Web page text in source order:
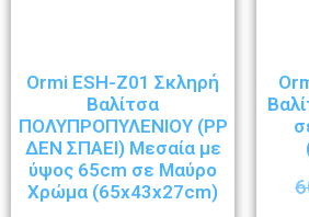
Ormi ESH-Z01 Σκληρή
Βαλίτσα
ΠΟΛΥΠΡΟΠΥΛΕΝΙΟΥ (ΡΡ
ΔΕΝ ΣΠΑΕΙ) Μεσαία με
ύψος 65cm σε Μαύρο
Χρώμα (65x43x27cm)